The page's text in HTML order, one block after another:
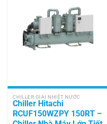
CHILLER GIẢI NHIỆT NƯỚC
Chiller Hitachi
RCUF150WZPY 150RT –